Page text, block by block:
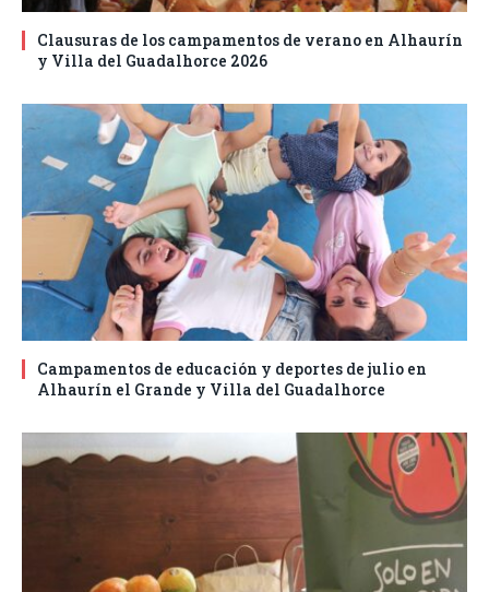
Clausuras de los campamentos de verano en Alhaurín
y Villa del Guadalhorce 2026
Campamentos de educación y deportes de julio en
Alhaurín el Grande y Villa del Guadalhorce